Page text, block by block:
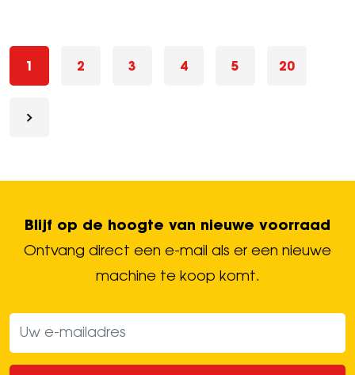
1 2 3 4 5 20
Blijf op de hoogte van nieuwe voorraad
Ontvang direct een e-mail als er een nieuwe
machine te koop komt.